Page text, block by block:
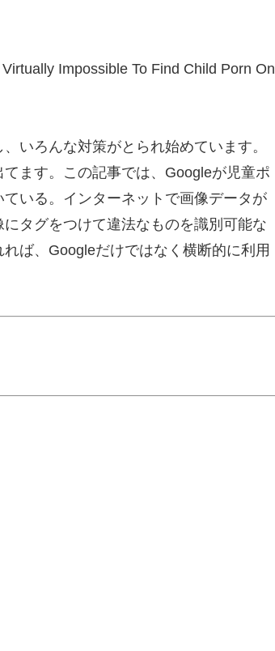
Impossible To Find Child Porn On
いろんな対策がとられ始めています。
ます。この記事では、Googleが児童ポ
いる。インターネットで画像データが
タグをつけて違法なものを識別可能な
ば、Googleだけではなく横断的に利用